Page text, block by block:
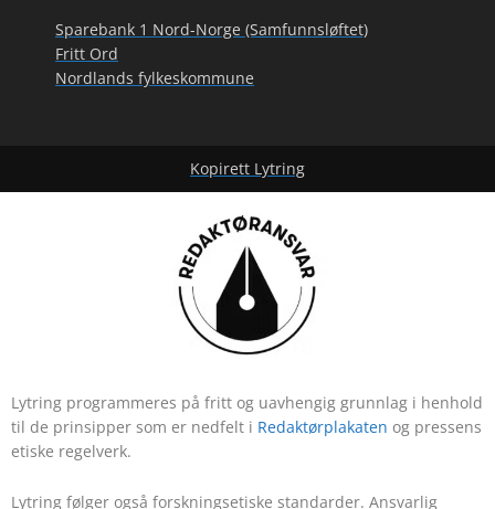
Sparebank 1 Nord-Norge (Samfunnsløftet)
Fritt Ord
Nordlands fylkeskommune
Kopirett Lytring
Lytring programmeres på fritt og uavhengig grunnlag i henhold
til de prinsipper som er nedfelt i Redaktørplakaten og pressens
etiske regelverk.
Lytring følger også forskningsetiske standarder. Ansvarlig